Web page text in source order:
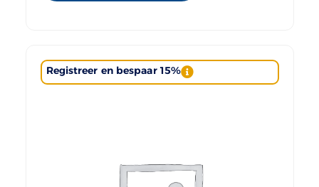
Registreer en bespaar 15%